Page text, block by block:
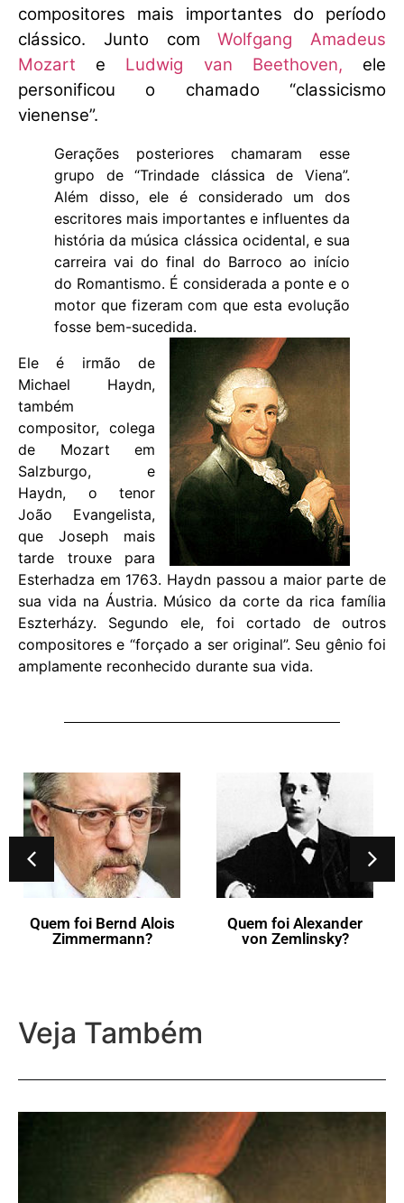
compositores mais importantes do período
clássico. Junto comWolfgang Amadeus
Mozart e Ludwig van Beethoven, ele
personificou o chamado “classicismo
vienense”.
Gerações posteriores chamaram esse
grupo de “Trindade clássica de Viena”.
Além disso, ele é considerado um dos
escritores mais importantes e influentes da
história da música clássica ocidental, e sua
carreira vai do final do Barroco ao início
do Romantismo. É considerada a ponte e o
motor que fizeram com que esta evolução
fosse bem-sucedida.
Ele é irmão de
Michael Haydn,
também
compositor, colega
de Mozart em
Salzburgo, e
Haydn, o tenor
João Evangelista,
que Joseph mais
tarde trouxe para
Esterhadza em 1763. Haydn passou a maior parte de
sua vida na Áustria. Músico da corte da rica família
Eszterházy. Segundo ele, foi cortado de outros
compositores e “forçado a ser original”. Seu gênio foi
amplamente reconhecido durante sua vida.
Quem foi Alexander
von Zemlinsky?
Quem foi Eugène
Ysaÿe?
Veja Também